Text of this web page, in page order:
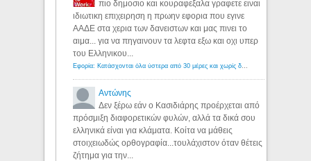
πιο δημοσιο και κουραφεξαλα γραφετε ειναι
ιδιωτικη επιχειρηση η πρωην εφορια που εγινε
ΑΑΔΕ στα χερια των δανειστων και μας πινει το
αιμα... για να πηγαινουν τα λεφτα εξω και οχι υπερ
του Ελληνικου...
Αντώνης
Δεν ξέρω εάν ο Κασιδιάρης προέρχεται από
πρόσμιξη διαφορετικών φυλών, αλλά τα δικά σου
ελληνικά είναι για κλάματα. Κοίτα να μάθεις
στοιχειωδώς ορθογραφία...τουλάχιστον όταν θέτεις
ζήτημα για την...